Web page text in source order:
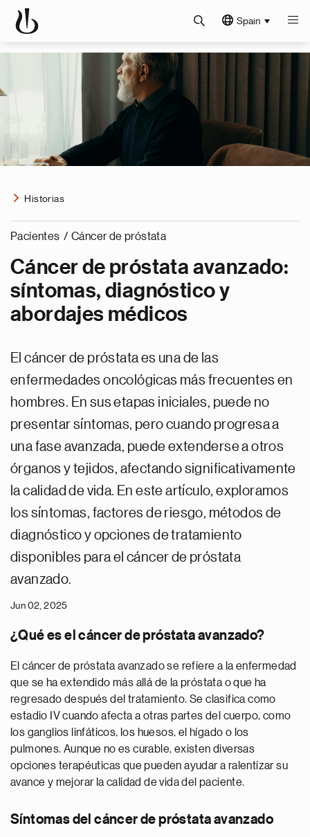
Spain
Historias
Pacientes / Cáncer de próstata
Cáncer de próstata avanzado:
síntomas, diagnóstico y
abordajes médicos
El cáncer de próstata es una de las
enfermedades oncológicas más frecuentes en
hombres. En sus etapas iniciales, puede no
presentar síntomas, pero cuando progresa a
una fase avanzada, puede extenderse a otros
órganos y tejidos, afectando significativamente
la calidad de vida. En este artículo, exploramos
los síntomas, factores de riesgo, métodos de
diagnóstico y opciones de tratamiento
disponibles para el cáncer de próstata
avanzado.
Jun 02, 2025
¿Qué es el cáncer de próstata avanzado?
El cáncer de próstata avanzado se refiere a la enfermedad
que se ha extendido más allá de la próstata o que ha
regresado después del tratamiento. Se clasifica como
estadio IV cuando afecta a otras partes del cuerpo, como
los ganglios linfáticos, los huesos, el hígado o los
pulmones. Aunque no es curable, existen diversas
opciones terapéuticas que pueden ayudar a ralentizar su
avance y mejorar la calidad de vida del paciente.
Síntomas del cáncer de próstata avanzado